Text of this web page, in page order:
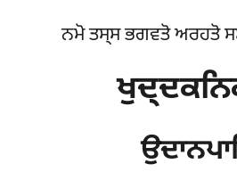
ਨਮੋ ਤਸ੍ਸ ਭਗਵਤੋ ਅਰਹਤੋ